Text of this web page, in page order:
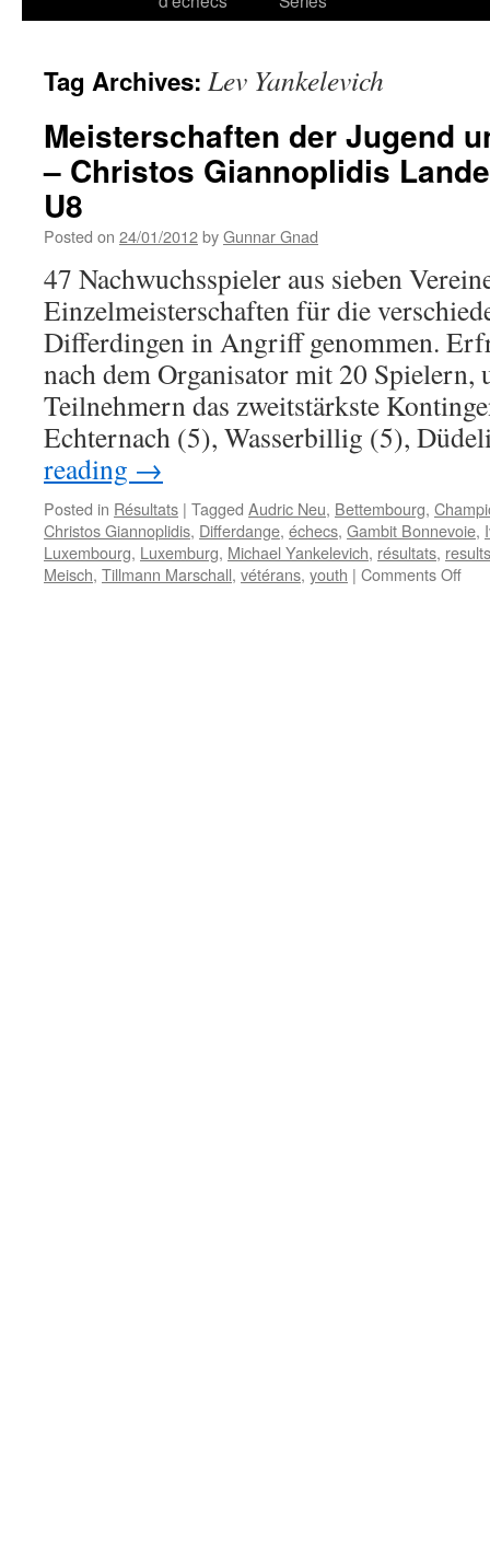
Tag Archives: Lev Yankelevich
Meisterschaften der Jugend
– Christos Giannoplidis
U8
Posted on 24/01/2012byGunnar Gnad
47 Nachwuchsspieler aus sieben
Einzelmeisterschaften für die
Differdingen in Angriff genommen.
nach dem Organisator mit 20 Spielern,
Teilnehmern das zweitstärkste
Echternach (5), Wasserbillig (5),
reading →
Posted in Résultats | Tagged Audric Neu, Bettembourg,
Christos Giannoplidis, Differdange, échecs, Gambit Bonnevoie,
Luxembourg, Luxemburg, Michael Yankelevich, résultats, results
Meisch, Tillmann Marschall, vétérans, youth | Comments Offon